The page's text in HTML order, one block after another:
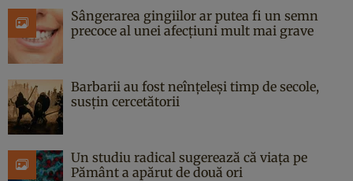
Sângerarea gingiilor ar putea fi un semn
precoce al unei afecțiuni mult mai grave
Barbarii au fost neînțeleși timp de secole,
susțin cercetătorii
Un studiu radical sugerează că viața pe
Pământ a apărut de două ori